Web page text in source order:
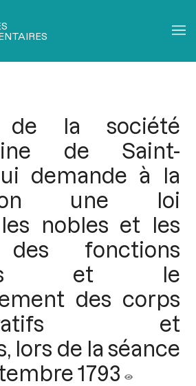
de la société
de Saint-
demande à la
une loi
nobles et les
fonctions
et le
des corps
et
lors de la séance
1793